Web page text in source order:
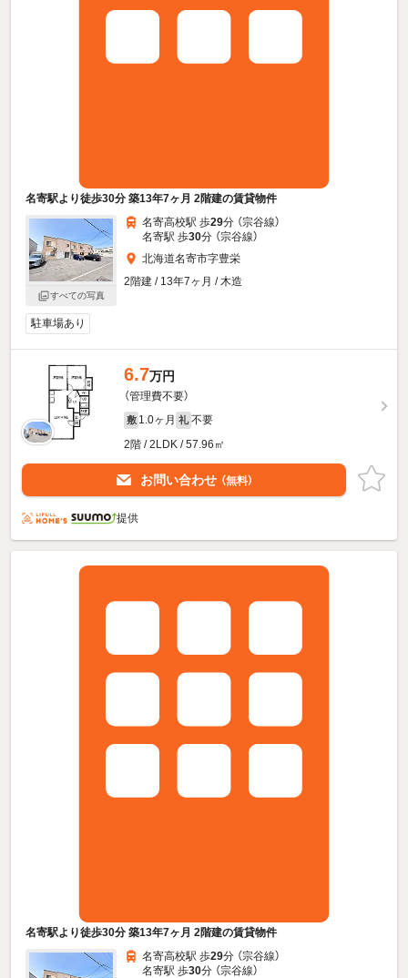
名寄駅より徒歩30分 築13年7ヶ月 2階建の賃貸物件
すべての写真
名寄高校駅 歩29分 （宗谷線）
名寄駅 歩30分 （宗谷線）
北海道名寄市字豊栄
2階建 / 13年7ヶ月 / 木造
駐車場あり
6.7万円
（管理費不要）
敷 1.0ヶ月 礼 不要
2階 / 2LDK / 57.96㎡
お問い合わせ （無料）
提供
名寄駅より徒歩30分 築13年7ヶ月 2階建の賃貸物件
名寄高校駅 歩29分 （宗谷線）
名寄駅 歩30分 （宗谷線）